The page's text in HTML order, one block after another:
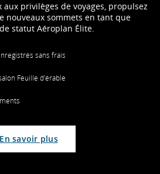
aux privilèges de voyages, propulsez
nouveaux sommets en tant que
statut Aéroplan Élite.
sans frais
Feuille d’érable
En savoir plus